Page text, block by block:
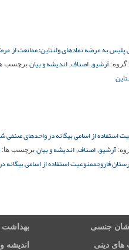
به عرضه نمادهای ولنتاین: ممانعت از
گروه: آرشیو, اصناف, اندیشه و بیان برچسب
استفاده از اسامی بیگانه در واحدهای صنفی
آرشیو, اصناف, اندیشه و بیان برچسب ها:
فاروجممنوعیت استفاده از اسامی
جنسی
های دینی اندیشه